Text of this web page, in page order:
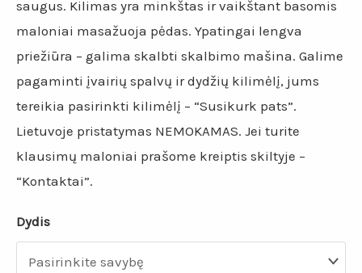
saugus. Kilimas yra minkštas ir vaikštant basomis
maloniai masažuoja pėdas. Ypatingai lengva
priežiūra – galima skalbti skalbimo mašina. Galime
pagaminti įvairių spalvų ir dydžių kilimėlį, jums
tereikia pasirinkti kilimėlį – “Susikurk pats”.
Lietuvoje pristatymas NEMOKAMAS. Jei turite
klausimų maloniai prašome kreiptis skiltyje –
“Kontaktai”.
Dydis